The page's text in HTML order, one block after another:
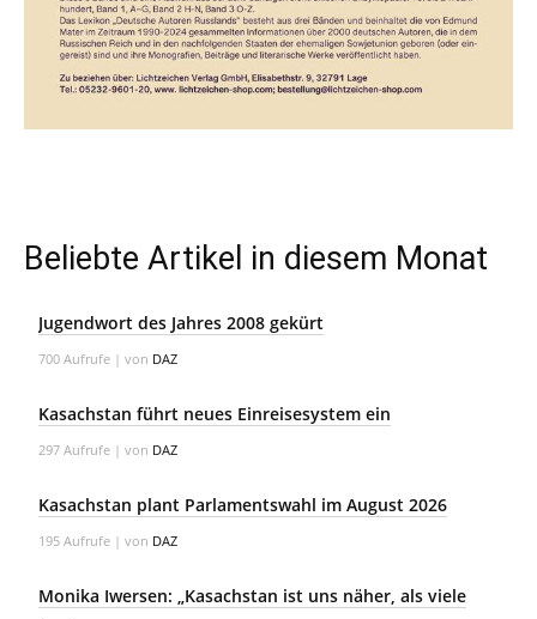
Beliebte Artikel in diesem Monat
Jugendwort des Jahres 2008 gekürt
700 Aufrufe | von DAZ
Kasachstan führt neues Einreisesystem ein
297 Aufrufe | von DAZ
Kasachstan plant Parlamentswahl im August 2026
195 Aufrufe | von DAZ
Monika Iwersen: „Kasachstan ist uns näher, als viele